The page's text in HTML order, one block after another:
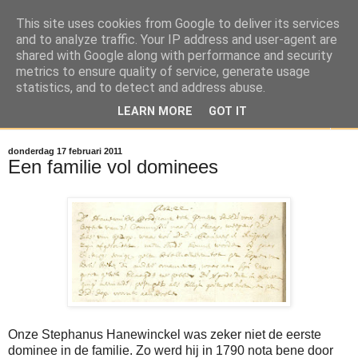
Reizen door de Meierij
Brabant door de ogen van Stephanus Hanewinckel
donderdag 17 februari 2011
Een familie vol dominees
Onze Stephanus Hanewinckel was zeker niet de eerste
dominee in de familie. Zo werd hij in 1790 nota bene door
This site uses cookies from Google to deliver its services
and to analyze traffic. Your IP address and user-agent are
shared with Google along with performance and security
metrics to ensure quality of service, generate usage
statistics, and to detect and address abuse.
LEARN MORE GOT IT